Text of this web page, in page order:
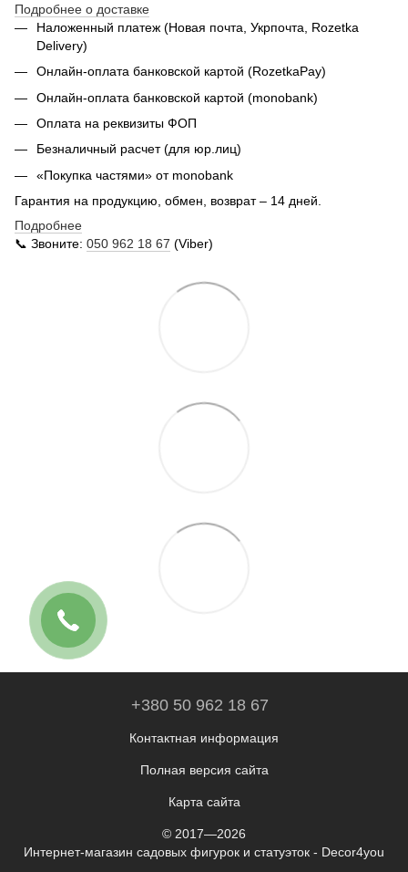
Подробнее о доставке
Наложенный платеж (Новая почта, Укрпочта, Rozetka
Delivery)
Онлайн-оплата банковской картой (RozetkaPay)
Онлайн-оплата банковской картой (monobank)
Оплата на реквизиты ФОП
Безналичный расчет (для юр.лиц)
«Покупка частями» от monobank
Гарантия на продукцию, обмен, возврат – 14 дней.
Подробнее
📞 Звоните: 050 962 18 67 (Viber)
+380 50 962 18 67
Контактная информация
Полная версия сайта
Карта сайта
© 2017—2026
Интернет-магазин садовых фигурок и статуэток - Decor4you